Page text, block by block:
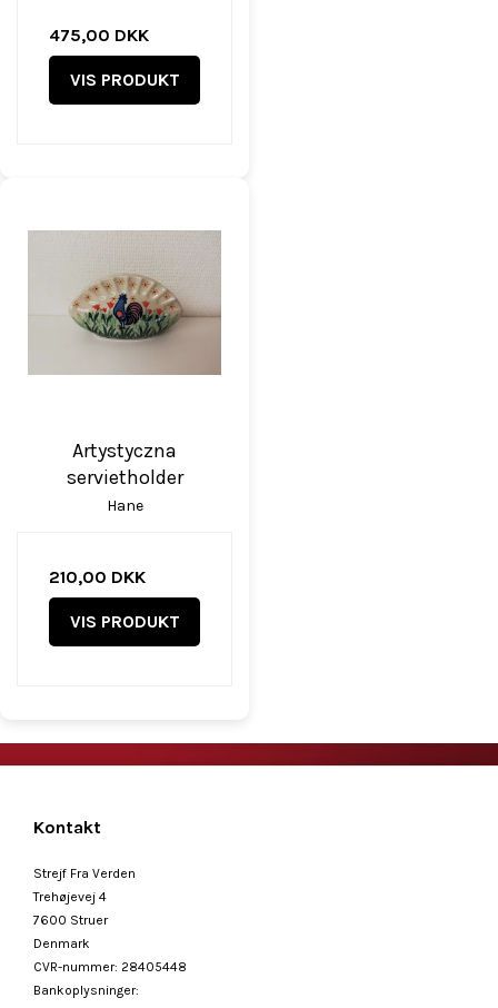
475,00 DKK
VIS PRODUKT
Artystyczna
servietholder
Hane
210,00 DKK
VIS PRODUKT
Kontakt
Strejf Fra Verden
Trehøjevej 4
7600 Struer
Denmark
CVR-nummer: 28405448
Bankoplysninger: